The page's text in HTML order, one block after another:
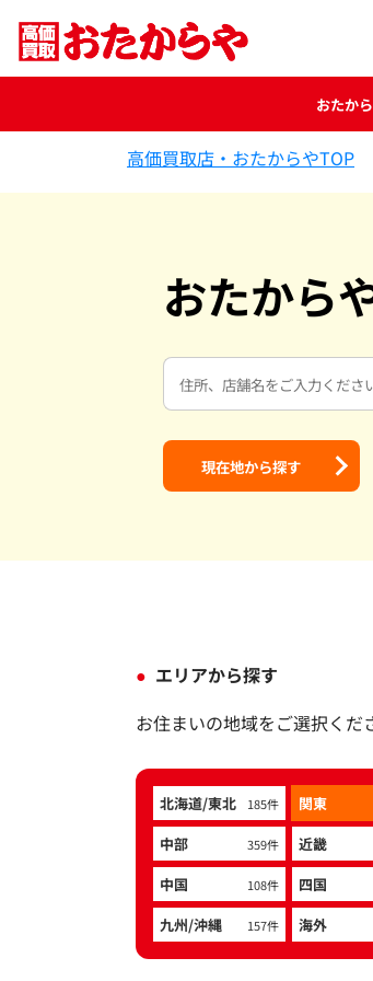
おたか
高価買取店・おたからやTOP
おたから
現在地から探す
エリアから探す
お住まいの地域をご選択くだ
北海道/東北 185件 関東
中部 359件 近畿
中国 108件 四国
九州/沖縄 157件 海外